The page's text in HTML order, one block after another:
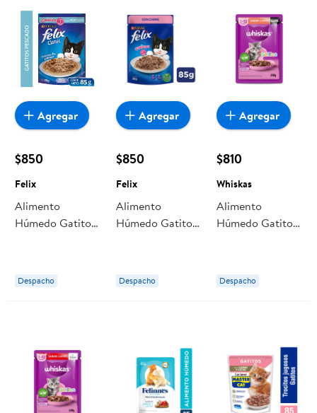
$850
Felix
Alimento
Húmedo Gatito
Despacho
Agregar
$850
Felix
Alimento
Húmedo Gatito
Despacho
Agregar
$810
Whiskas
Alimento
Húmedo Gatito
g Whiskas
Despacho
Agregar